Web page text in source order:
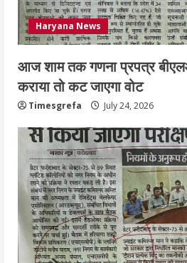
Haryana News
आज शाम तक गणना प्रपत्र
कराया तो कट जाएगा वोट
Timesgrefa July 24, 2026